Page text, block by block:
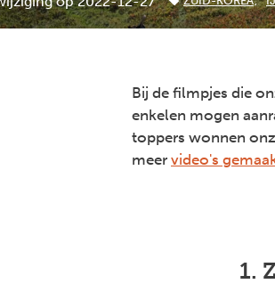
Bij de filmpjes die
enkelen mogen
toppers wonnen
meer video's
1.